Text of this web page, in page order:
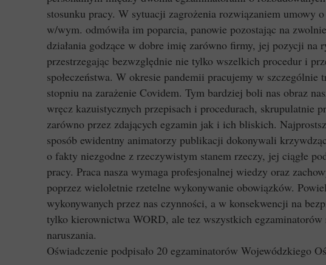
stosunku pracy. W sytuacji zagrożenia rozwiązaniem umowy
w/wym. odmówiła im poparcia, panowie pozostając na
działania godzące w dobre imię zarówno firmy, jej pozycji
przestrzegając bezwzględnie nie tylko wszelkich procedur i
społeczeństwa. W okresie pandemii pracujemy w
stopniu na zarażenie Covidem. Tym bardziej boli nas obraz
wręcz kazuistycznych przepisach i procedurach, skrupulatnie
zarówno przez zdających egzamin jak i ich bliskich.
sposób ewidentny animatorzy publikacji dokonywali
o fakty niezgodne z rzeczywistym stanem rzeczy, jej ciągłe
pracy. Praca nasza wymaga profesjonalnej wiedzy oraz
poprzez wieloletnie rzetelne wykonywanie obowiązków.
wykonywanych przez nas czynności, a w konsekwencji na
tylko kierownictwa WORD, ale tez wszystkich
naruszania.
Oświadczenie podpisało 20 egzaminatorów Wojewódzkiego